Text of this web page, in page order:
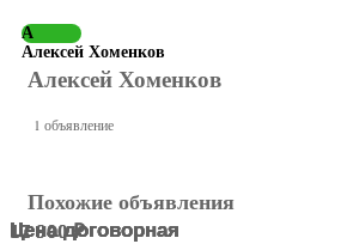
А
Алексей Хоменков
Алексей Хоменков
1 объявление
Похожие объявления
Цена договорная
Цена договорная
Цена договорная
Цена договорная
12 900 ₽
17 900 ₽